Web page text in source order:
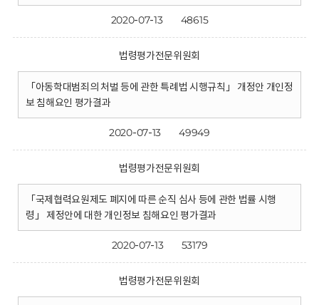
2020-07-13 48615
법령평가전문위원회
「아동학대범죄의 처벌 등에 관한 특례법 시행규칙」 개정안 개인정
보 침해요인 평가결과
2020-07-13 49949
법령평가전문위원회
「국제협력요원제도 폐지에 따른 순직 심사 등에 관한 법률 시행
령」 제정안에 대한 개인정보 침해요인 평가결과
2020-07-13 53179
법령평가전문위원회